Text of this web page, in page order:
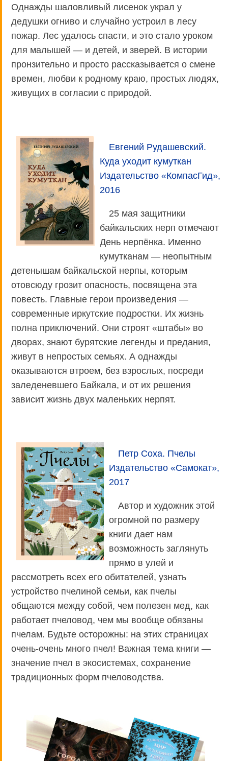
Однажды шаловливый лисенок украл у
дедушки огниво и случайно устроил в лесу
пожар. Лес удалось спасти, и это стало уроком
для малышей — и детей, и зверей. В истории
пронзительно и просто рассказывается о смене
времен, любви к родному краю, простых людях,
живущих в согласии с природой.
Евгений Рудашевский.
Куда уходит кумуткан
Издательство «КомпасГид»,
2016
25 мая защитники
байкальских нерп отмечают
День нерпёнка. Именно
кумутканам — неопытным
детенышам байкальской нерпы, которым
отовсюду грозит опасность, посвящена эта
повесть. Главные герои произведения —
современные иркутские подростки. Их жизнь
полна приключений. Они строят «штабы» во
дворах, знают бурятские легенды и предания,
живут в непростых семьях. А однажды
оказываются втроем, без взрослых, посреди
заледеневшего Байкала, и от их решения
зависит жизнь двух маленьких нерпят.
Петр Соха. Пчелы
Издательство «Самокат»,
2017
Автор и художник этой
огромной по размеру
книги дает нам
возможность заглянуть
прямо в улей и
рассмотреть всех его обитателей, узнать
устройство пчелиной семьи, как пчелы
общаются между собой, чем полезен мед, как
работает пчеловод, чем мы вообще обязаны
пчелам. Будьте осторожны: на этих страницах
очень-очень много пчел! Важная тема книги —
значение пчел в экосистемах, сохранение
традиционных форм пчеловодства.